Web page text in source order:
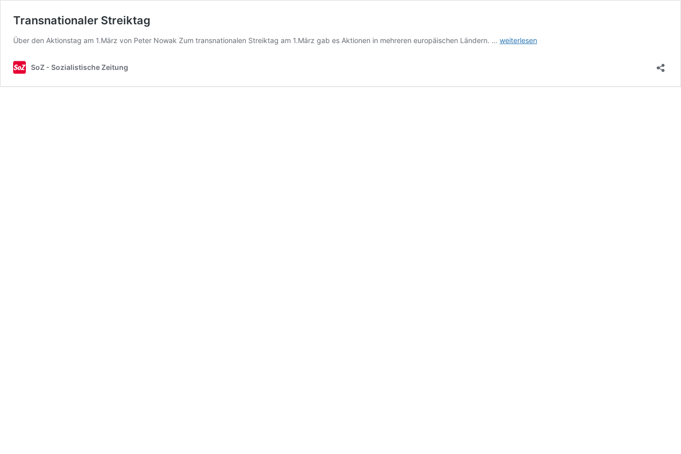
Transnationaler Streiktag
Über den Aktionstag am 1.März von Peter Nowak Zum transnationalen Streiktag am 1.März gab es Aktionen in mehreren europäischen Ländern. … Transnationaler
weiterlesen
SoZ - Sozialistische Zeitung